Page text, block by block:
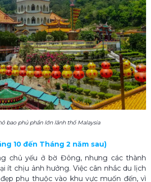
bao phủ phần lớn lãnh thổ Malaysia
10 đến Tháng 2 năm sau)
chủ yếu ở bờ Đông, nhưng các thành
ít chịu ảnh hưởng. Việc cân nhắc du lịch
phụ thuộc vào khu vực muốn đến, vì